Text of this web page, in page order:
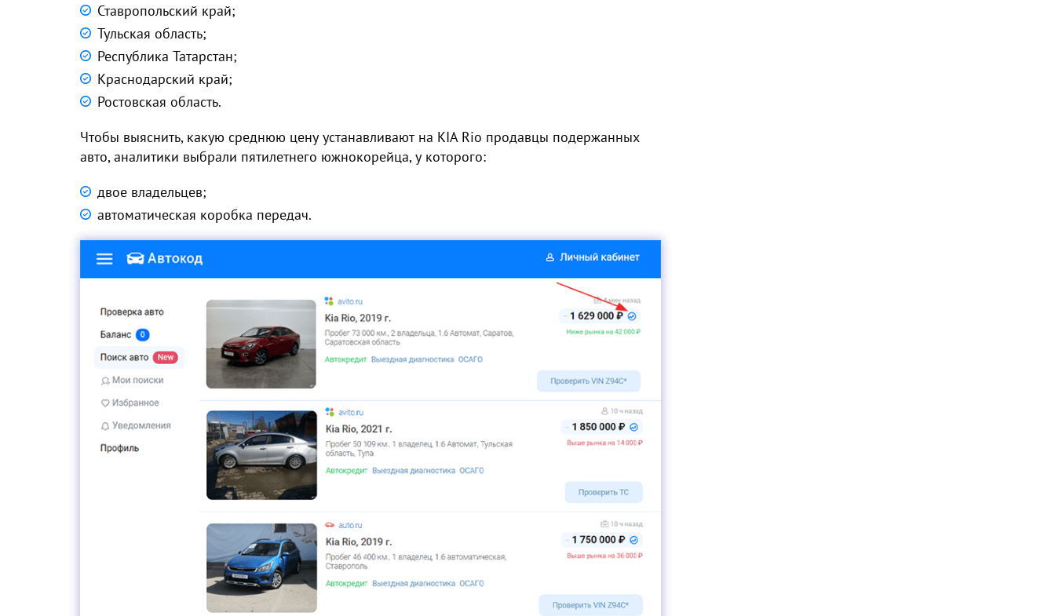
Ставропольский край;
Тульская область;
Республика Татарстан;
Краснодарский край;
Ростовская область.
Чтобы выяснить, какую среднюю цену устанавливают на KIA Rio продавцы подержанных
авто, аналитики выбрали пятилетнего южнокорейца, у которого:
двое владельцев;
автоматическая коробка передач.